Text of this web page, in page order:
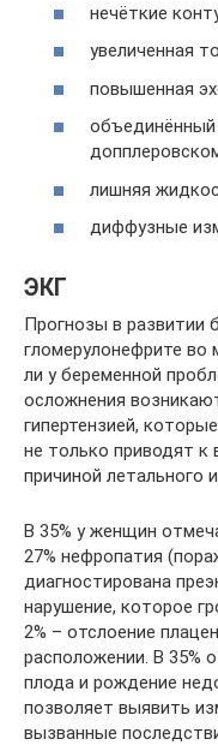
нечёткие
увеличенная
повышенная
объединённый
лишняя
диффузные
ЭКГ
Прогнозы в развитии
гломерулонефрите во
ли у беременной
осложнения
гипертензией,
не только приводят к
причиной летального
В 35% у женщин
27% нефропатия
диагностирована
нарушение, которое
2% – отслоение
расположении. В 35%
плода и рождение
позволяет выявить
вызванные